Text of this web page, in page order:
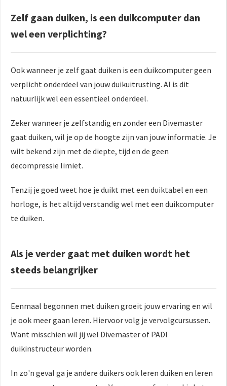
Zelf gaan duiken, is een duikcomputer dan
wel een verplichting?
Ook wanneer je zelf gaat duiken is een duikcomputer geen
verplicht onderdeel van jouw duikuitrusting. Al is dit
natuurlijk wel een essentieel onderdeel.
Zeker wanneer je zelfstandig en zonder een Divemaster
gaat duiken, wil je op de hoogte zijn van jouw informatie. Je
wilt bekend zijn met de diepte, tijd en de geen
decompressie limiet.
Tenzij je goed weet hoe je duikt met een duiktabel en een
horloge, is het altijd verstandig wel met een duikcomputer
te duiken.
Als je verder gaat met duiken wordt het
steeds belangrijker
Eenmaal begonnen met duiken groeit jouw ervaring en wil
je ook meer gaan leren. Hiervoor volg je vervolgcursussen.
Want misschien wil jij wel Divemaster of PADI
duikinstructeur worden.
In zo'n geval ga je andere duikers ook leren duiken en leren